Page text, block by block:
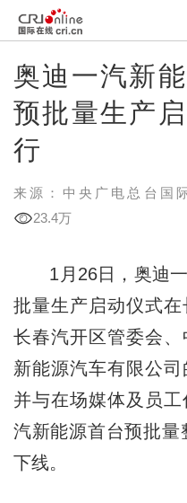
奥迪一汽新
预批量生产
行
来源：中央广电总台国
23.4万
1月26日，奥迪一
批量生产启动仪式在
长春汽开区管委会
新能源汽车有限公司
并与在场媒体及员
汽新能源首台预批
下线。